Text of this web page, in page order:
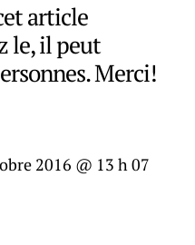
article
le, il peut
Merci!
2016 @ 13 h 07